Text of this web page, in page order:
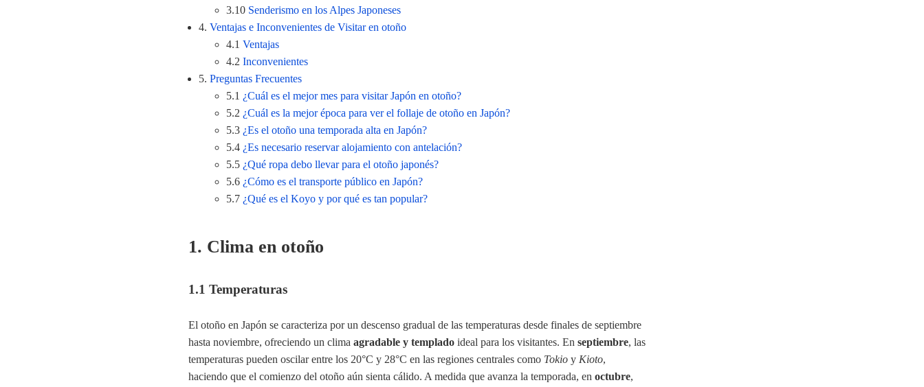
3.10 Senderismo en los Alpes Japoneses
4. Ventajas e Inconvenientes de Visitar en otoño
4.1 Ventajas
4.2 Inconvenientes
5. Preguntas Frecuentes
5.1 ¿Cuál es el mejor mes para visitar Japón en otoño?
5.2 ¿Cuál es la mejor época para ver el follaje de otoño en Japón?
5.3 ¿Es el otoño una temporada alta en Japón?
5.4 ¿Es necesario reservar alojamiento con antelación?
5.5 ¿Qué ropa debo llevar para el otoño japonés?
5.6 ¿Cómo es el transporte público en Japón?
5.7 ¿Qué es el Koyo y por qué es tan popular?
1. Clima en otoño
1.1 Temperaturas
El otoño en Japón se caracteriza por un descenso gradual de las temperaturas desde finales de septiembre
hasta noviembre, ofreciendo un clima agradable y templado ideal para los visitantes. En septiembre, las
temperaturas pueden oscilar entre los 20°C y 28°C en las regiones centrales como Tokio y Kioto,
haciendo que el comienzo del otoño aún sienta cálido. A medida que avanza la temporada, en octubre,